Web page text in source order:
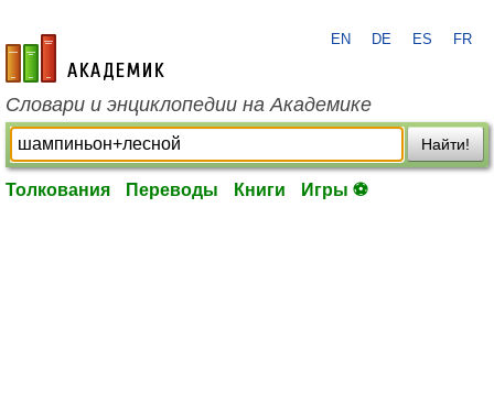
academic.ru
EN DE ES FR
Словари и энциклопедии на Академике
Найти!
Толкования Переводы Книги Игры ⚽